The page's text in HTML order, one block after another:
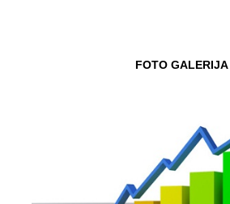
FOTO GALERIJA